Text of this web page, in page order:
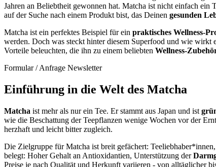
Jahren an Beliebtheit gewonnen hat. Matcha ist nicht einfach ein
auf der Suche nach einem Produkt bist, das Deinen gesunden
Matcha ist ein perfektes Beispiel für ein praktisches Wellness-
werden. Doch was steckt hinter diesem Superfood und wie wirkt
Vorteile beleuchten, die ihn zu einem beliebten Wellness-
Formular / Anfrage Newsletter
Einführung in die Welt des Matcha
Matcha ist mehr als nur ein Tee. Er stammt aus Japan und ist
wie die Beschattung der Teepflanzen wenige Wochen vor der
herzhaft und leicht bitter zugleich.
Die Zielgruppe für Matcha ist breit gefächert:
belegt: Hoher Gehalt an Antioxidantien, Unterstützung der
Preise je nach Qualität und Herkunft variieren - von alltäglicher